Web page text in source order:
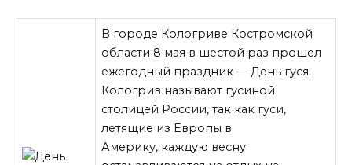
В городе Кологриве Костромской
области 8 мая в шестой раз прошел
ежегодный праздник — День гуся.
Кологрив называют гусиной
столицей России, так как гуси,
летящие из Европы в
Америку, каждую весну